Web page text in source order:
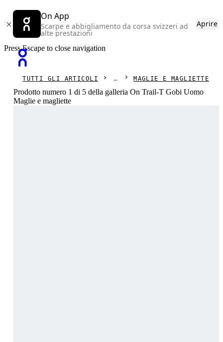
On App
Scarpe e abbigliamento da corsa svizzeri ad
alte prestazioni
Aprire
Press Escape to close navigation
TUTTI GLI ARTICOLI MAGLIE E MAGLIETTE
Prodotto numero 1 di 5 della galleria On Trail-T Gobi Uomo
Maglie e magliette